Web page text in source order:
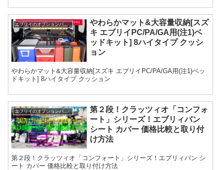
エブリイのオプションパーツ
やわらかマット&大容量収納[スズ
キ エブリイPC/PA/GA用(注1)ベ
ッドキット] 8ハイタイプ クッシ
ョン
やわらかマット&大容量収納[スズキ エブリイPC/PA/GA用(注1)ベッ
ドキット] 8ハイタイプ クッション
エブリイのオプションパーツ
第２段！クラッツィオ「コンフォ
ート」シリーズ！エブリィバン
シート カバー 価格比較と取り付
け方法
第２段！クラッツィオ「コンフォート」シリーズ！エブリィバン シ
ート カバー 価格比較と取り付け方法